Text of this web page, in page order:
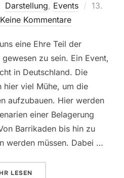
Darstellung, Events
13.
Keine Kommentare
eine Ehre Teil der
zu sein. Ein Event,
in Deutschland. Die
hier viel Mühe, um die
aufzubauen. Hier werden
einer Belagerung
Barrikaden bis hin zu
werden müssen. Dabei …
LESEN